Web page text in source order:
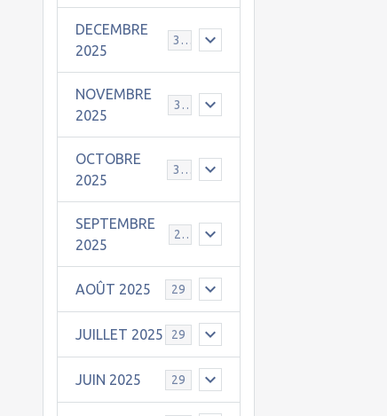
DECEMBRE
2025
30
NOVEMBRE
2025
30
OCTOBRE
2025
31
SEPTEMBRE
2025
25
AOÛT 2025 29
JUILLET 2025 29
JUIN 2025 29